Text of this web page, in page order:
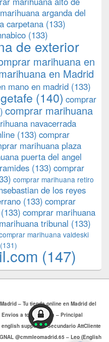
arganda del
carpetana (133)
(133)
de exterior
marihuana en
en Madrid
mano en madrid (133)
(140) comprar
comprar marihuana
navacerrada
(133) comprar
marihuana plaza
puerta del angel
(133) comprar
comprar marihuana retiro
de los reyes
(133) comprar
(133) comprar marihuana
tribunal (133)
marihuana valdeski
(131) (147)
– Tu tienda online en Madrid del
a toda Europa – Principal
support) – Secundario AttCliente
@cmmleomadrid.65 – Leo (English